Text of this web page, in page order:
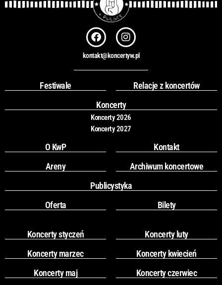
F
a
c
e
b
o
k
I
n
s
t
a
r
a
m
kontakt@koncertyw.pl
Festiwale
Relacje z koncertów
Koncerty
Koncerty 2026
Koncerty 2027
O KwP
Kontakt
Areny
Archiwum koncertowe
Publicystyka
Oferta
Bilety
Koncerty styczeń
Koncerty luty
Koncerty marzec
Koncerty kwiecień
Koncerty maj
Koncerty czerwiec